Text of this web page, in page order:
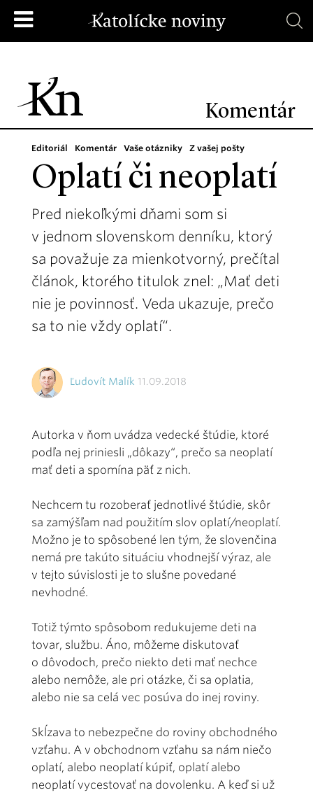
Komentár
Editoriál Komentár Vaše otázniky Z vašej pošty
Oplatí či neoplatí
Pred niekoľkými dňami som si
v jednom slovenskom denníku, ktorý
sa považuje za mienkotvorný, prečítal
článok, ktorého titulok znel: „Mať deti
nie je povinnosť. Veda ukazuje, prečo
sa to nie vždy oplatí“.
Ľudovít Malík 11.09.2018
Autorka v ňom uvádza vedecké štúdie, ktoré
podľa nej priniesli „dôkazy“, prečo sa neoplatí
mať deti a spomína päť z nich.
Nechcem tu rozoberať jednotlivé štúdie, skôr
sa zamýšľam nad použitím slov oplatí/neoplatí.
Možno je to spôsobené len tým, že slovenčina
nemá pre takúto situáciu vhodnejší výraz, ale
v tejto súvislosti je to slušne povedané
nevhodné.
Totiž týmto spôsobom redukujeme deti na
tovar, službu. Áno, môžeme diskutovať
o dôvodoch, prečo niekto deti mať nechce
alebo nemôže, ale pri otázke, či sa oplatia,
alebo nie sa celá vec posúva do inej roviny.
Skĺzava to nebezpečne do roviny obchodného
vzťahu. A v obchodnom vzťahu sa nám niečo
oplatí, alebo neoplatí kúpiť, oplatí alebo
neoplatí vycestovať na dovolenku. A keď si už